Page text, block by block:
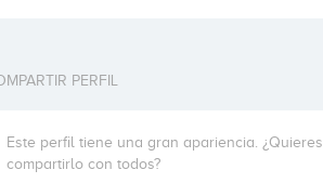
PERFIL
Este perfil tiene una gran apariencia. ¿Quieres
compartirlo con todos?